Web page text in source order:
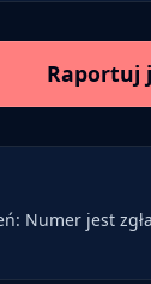
Raportuj
Numer jest